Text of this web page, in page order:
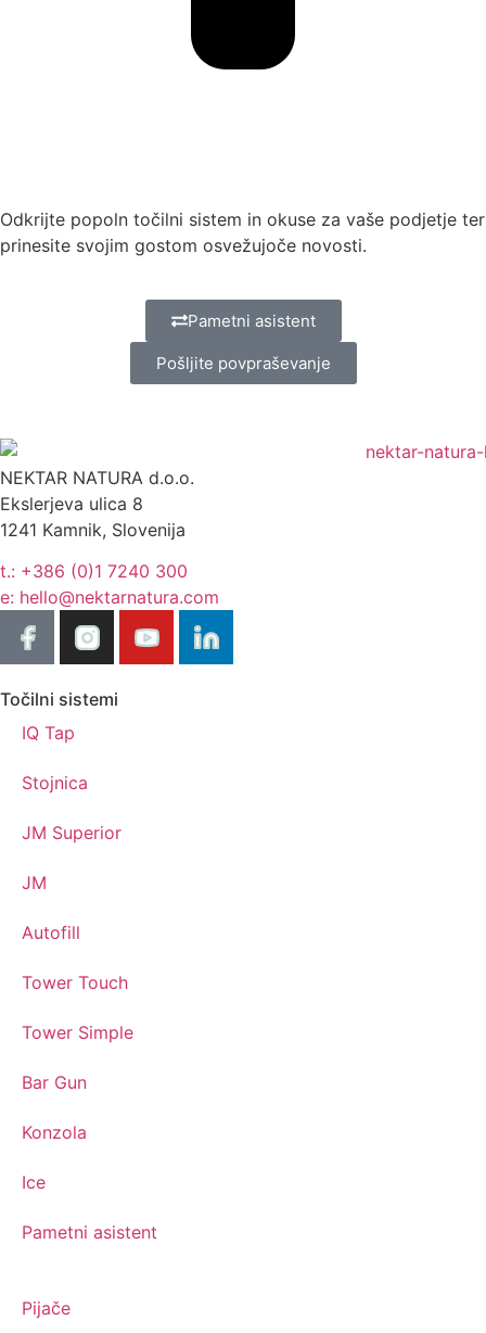
Odkrijte popoln točilni sistem in okuse za vaše podjetje ter
prinesite svojim gostom osvežujoče novosti.
Pametni asistent
Pošljite povpraševanje
NEKTAR NATURA d.o.o.
Ekslerjeva ulica 8
1241 Kamnik, Slovenija
t.: +386 (0)1 7240 300
e: hello@nektarnatura.com
Točilni sistemi
IQ Tap
Stojnica
JM Superior
JM
Autofill
Tower Touch
Tower Simple
Bar Gun
Konzola
Ice
Pametni asistent
Pijače